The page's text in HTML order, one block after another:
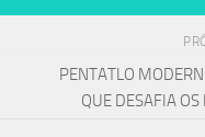
PENTATLO
QUE DESAFIA